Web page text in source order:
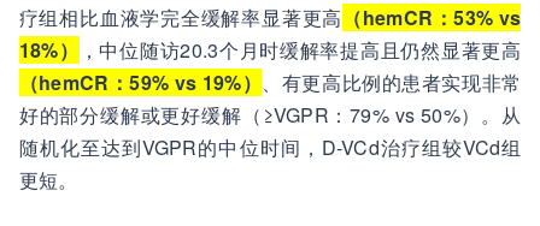
疗组相比血液学完全缓解率显著更高 （hemCR：53% vs
18%）
，中位随访20.3个月时缓解率提高且仍然显著更高
（hemCR：59% vs 19%） 、有更高比例的患者实现非常
好的部分缓解或更好缓解（≥VGPR：79% vs 50%）。从
随机化至达到VGPR的中位时间，D-VCd治疗组较VCd组
更短。